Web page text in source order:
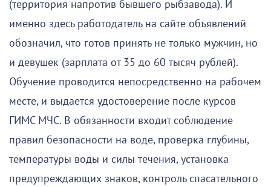
(территория напротив бывшего рыбзавода). И
именно здесь работодатель на сайте объявлений
обозначил, что готов принять не только мужчин, но
и девушек (зарплата от 35 до 60 тысяч рублей).
Обучение проводится непосредственно на рабочем
месте, и выдается удостоверение после курсов
ГИМС МЧС. В обязанности входит соблюдение
правил безопасности на воде, проверка глубины,
температуры воды и силы течения, установка
предупреждающих знаков, контроль спасательного